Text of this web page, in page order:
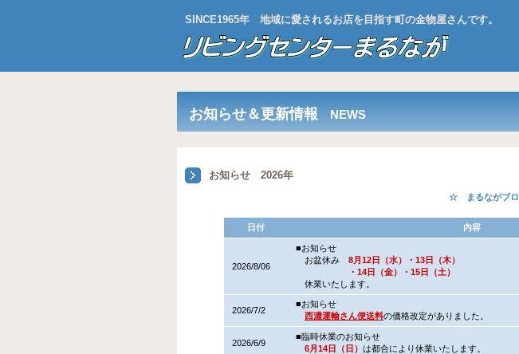
SINCE1965年 地域に愛されるお店を目指す町の金物屋さんです。
お知らせ＆更新情報 NEWS
お知らせ 2026年
☆ まるながブログ
日付 内容
2026/8/06
■お知らせ
お盆休み 8月12日（水）・13日（木）
・14日（金）・15日（土）
休業いたします。
2026/7/2
■お知らせ
西濃運輸さん便送料の価格改定がありました。
2026/6/9
■臨時休業のお知らせ
6月14日（日） は都合により休業いたします。